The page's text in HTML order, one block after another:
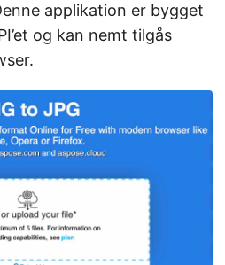
applikation er bygget
og kan nemt tilgås